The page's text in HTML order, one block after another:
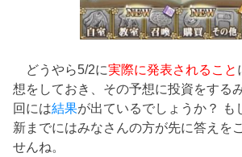
どうやら5/2に実際に発表されること
想をしておき、その予想に投資をする
回には結果が出ているでしょうか？ も
新までにはみなさんの方が先に答えを
せんね。